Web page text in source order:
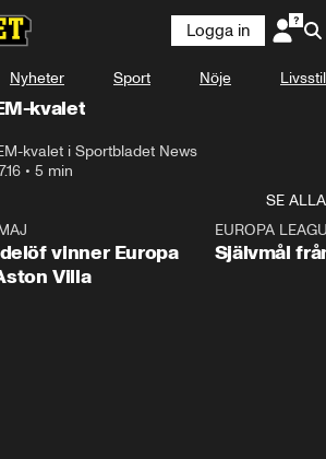
Logga in
Nyheter Sport Nöje Livsstil
kvalet
kvalet i Sportbladet News
• 5 min
SE ALLA
vinner Europa
Villa
EUROPA
Självmål